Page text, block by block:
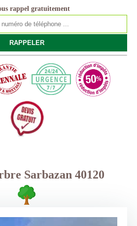
rappel gratuitement
Sarbazan 40120